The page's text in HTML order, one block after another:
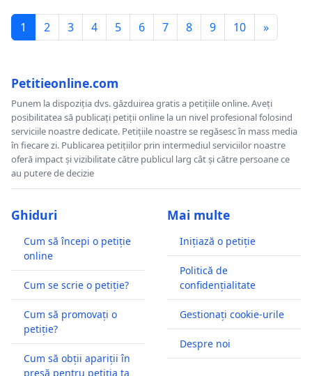
1 2 3 4 5 6 7 8 9 10 »
Petitieonline.com
Punem la dispoziția dvs. găzduirea gratis a petițiile online. Aveți
posibilitatea să publicați petiții online la un nivel profesional folosind
serviciile noastre dedicate. Petițiile noastre se regăsesc în mass media
în fiecare zi. Publicarea petițiilor prin intermediul serviciilor noastre
oferă impact și vizibilitate către publicul larg cât și către persoane ce
au putere de decizie
Ghiduri
Cum să începi o petiție
online
Cum se scrie o petiție?
Cum să promovați o
petiție?
Cum să obții apariții în
presă pentru petiția ta
Mai multe
Inițiază o petiție
Politică de
confidențialitate
Gestionați cookie-urile
Despre noi